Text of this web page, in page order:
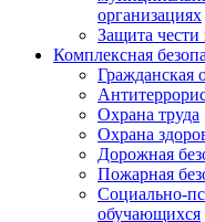
организациях
Защита чести
Комплексная
Гражданская
Охрана труда
Охрана
Дорожная
Пожарная
Социально-
обучающихся